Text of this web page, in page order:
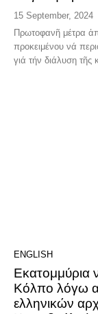
15 September, 2024
Πρωτοφανῆ μέτρα
προκειμένου νά
γιά τήν διάλυση τῆς
ENGLISH
Εκατομμύρια
Κόλπο λόγω
ελληνικών